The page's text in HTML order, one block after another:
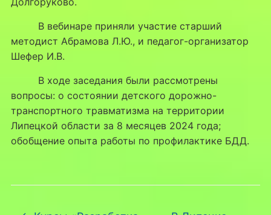
В вебинаре приняли участие старший
методист Абрамова Л.Ю., и педагог-организатор
Шефер И.В.
В ходе заседания были рассмотрены
вопросы: о состоянии детского дорожно-
транспортного травматизма на территории
Липецкой области за 8 месяцев 2024 года;
обобщение опыта работы по профилактике БДД.